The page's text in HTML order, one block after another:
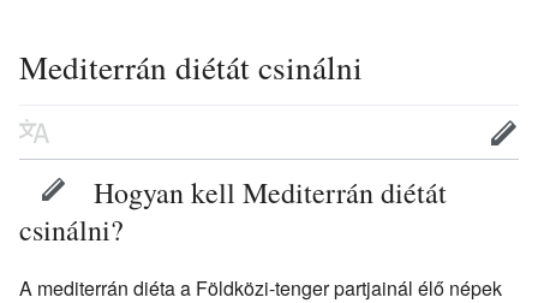
Mediterrán diétát csinálni
Hogyan kell Mediterrán diétát
csinálni?
A mediterrán diéta a Földközi-tenger partjainál élő népek